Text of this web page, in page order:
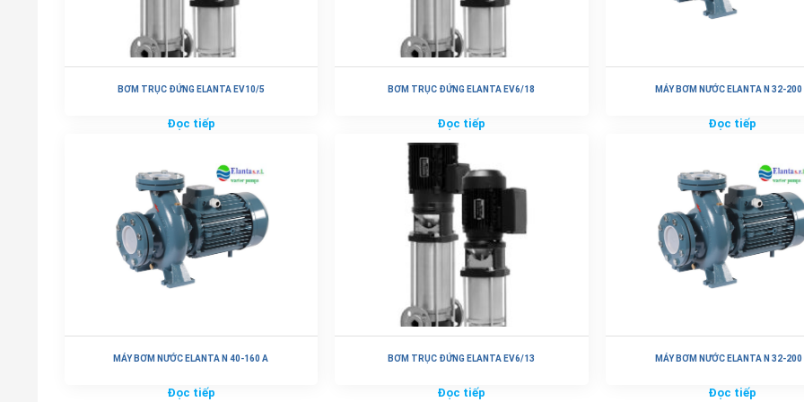
BƠM TRỤC ĐỨNG ELANTA EV10/5
Đọc tiếp
BƠM TRỤC ĐỨNG ELANTA EV6/18
Đọc tiếp
MÁY BƠM NƯỚC ELANTA N 32-200
Đọc tiếp
MÁY BƠM NƯỚC ELANTA N 40-160 A
Đọc tiếp
BƠM TRỤC ĐỨNG ELANTA EV6/13
Đọc tiếp
MÁY BƠM NƯỚC ELANTA N 32-200
Đọc tiếp